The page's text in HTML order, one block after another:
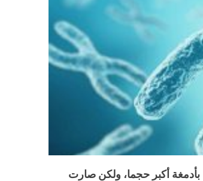
بأدمغة أكبر حجما، ولكن صارت